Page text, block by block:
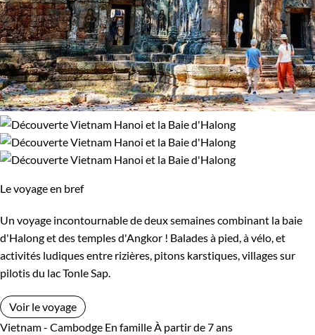
Le voyage en bref
Un voyage incontournable de deux semaines combinant la baie
d'Halong et des temples d'Angkor ! Balades à pied, à vélo, et
activités ludiques entre rizières, pitons karstiques, villages sur
pilotis du lac Tonle Sap.
Voir le voyage
Vietnam - Cambodge En famille À partir de 7 ans